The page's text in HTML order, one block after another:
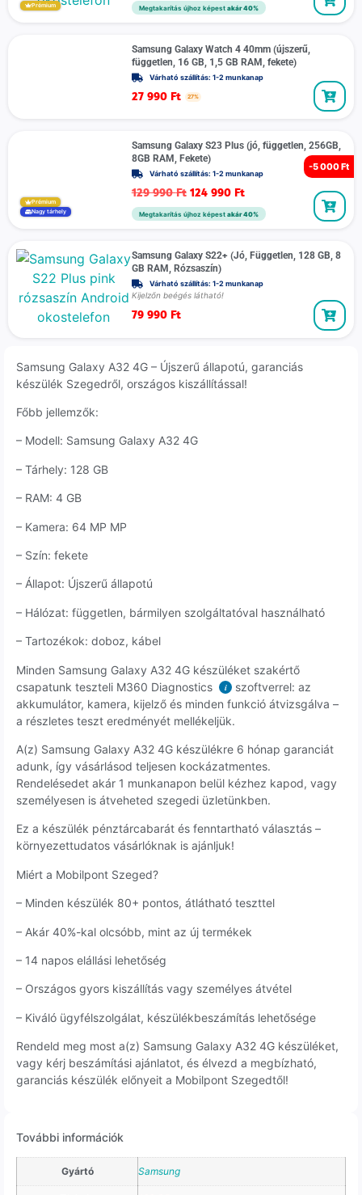
Prémium Megtakarítás újhoz képest akár 40%
Samsung Galaxy Watch 4 40mm (újszerű,
független, 16 GB, 1,5 GB RAM, fekete)
Várható szállítás: 1-2 munkanap
27 990 Ft 27%
-5 000 Ft
Prémium
Nagy tárhely
Samsung Galaxy S23 Plus (jó, független, 256GB,
8GB RAM, Fekete)
Várható szállítás: 1-2 munkanap
129 990Ft 124 990 Ft
Megtakarítás újhoz képest akár 40%
Samsung Galaxy S22+ (Jó, Független, 128 GB, 8
GB RAM, Rózsaszín)
Várható szállítás: 1-2 munkanap
Kijelzőn beégés látható!
79 990 Ft
Samsung Galaxy A32 4G – Újszerű állapotú, garanciás
készülék Szegedről, országos kiszállítással!
Főbb jellemzők:
– Modell: Samsung Galaxy A32 4G
– Tárhely: 128 GB
– RAM: 4 GB
– Kamera: 64 MP MP
– Szín: fekete
– Állapot: Újszerű állapotú
– Hálózat: független, bármilyen szolgáltatóval használható
– Tartozékok: doboz, kábel
Minden Samsung Galaxy A32 4G készüléket szakértő
csapatunk teszteli M360 Diagnostics
i
szoftverrel: az
akkumulátor, kamera, kijelző és minden funkció átvizsgálva –
a részletes teszt eredményét mellékeljük.
A(z) Samsung Galaxy A32 4G készülékre 6 hónap garanciát
adunk, így vásárlásod teljesen kockázatmentes.
Rendelésedet akár 1 munkanapon belül kézhez kapod, vagy
személyesen is átveheted szegedi üzletünkben.
Ez a készülék pénztárcabarát és fenntartható választás –
környezettudatos vásárlóknak is ajánljuk!
Miért a Mobilpont Szeged?
– Minden készülék 80+ pontos, átlátható teszttel
– Akár 40%-kal olcsóbb, mint az új termékek
– 14 napos elállási lehetőség
– Országos gyors kiszállítás vagy személyes átvétel
– Kiváló ügyfélszolgálat, készülékbeszámítás lehetősége
Rendeld meg most a(z) Samsung Galaxy A32 4G készüléket,
vagy kérj beszámítási ajánlatot, és élvezd a megbízható,
garanciás készülék előnyeit a Mobilpont Szegedtől!
További információk
Gyártó Samsung